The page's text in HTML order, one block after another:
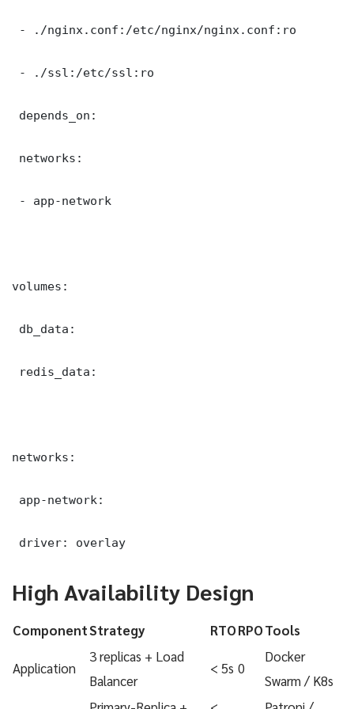
- ./nginx.conf:/etc/nginx/nginx.conf:ro
- ./ssl:/etc/ssl:ro
depends_on:
networks:
- app-network
volumes:
db_data:
redis_data:
networks:
app-network:
driver: overlay
High Availability Design
ComponentStrategy RTORPOTools
Application
3 replicas + Load
Balancer
< 5s 0
Docker
Swarm / K8s